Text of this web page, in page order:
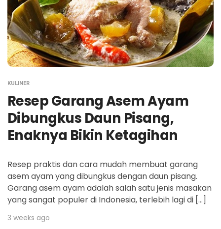
KULINER
Resep Garang Asem Ayam
Dibungkus Daun Pisang,
Enaknya Bikin Ketagihan
Resep praktis dan cara mudah membuat garang
asem ayam yang dibungkus dengan daun pisang.
Garang asem ayam adalah salah satu jenis masakan
yang sangat populer di Indonesia, terlebih lagi di […]
3 weeks ago